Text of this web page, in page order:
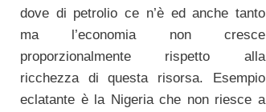
dove di petrolio ce n’è ed anche tanto
ma l’economia non cresce
proporzionalmente rispetto alla
ricchezza di questa risorsa. Esempio
eclatante è la Nigeria che non riesce a